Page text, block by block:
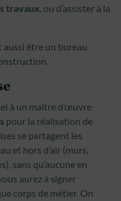
travaux, ou d’assister à la
être un bureau
à un maître d’œuvre
pour la réalisation de
se partagent les
et hors d’air (murs,
sans qu’aucune en
aurez à signer
corps de métier. On